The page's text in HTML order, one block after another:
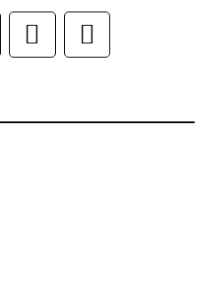
eksik bilgiler bulunuyor.
bulunuyor.
daha pahalı.
alternatifler olmalı.